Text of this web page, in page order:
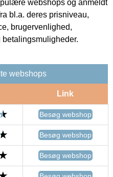
webshops og anmeldt
bl.a. deres prisniveau,
brugervenlighed,
betalingsmuligheder.
webshops
Link
Besøg webshop
Besøg webshop
Besøg webshop